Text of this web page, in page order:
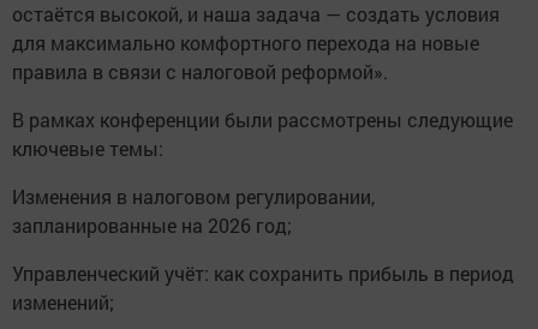
остаётся высокой, и наша задача — создать условия
для максимально комфортного перехода на новые
правила в связи с налоговой реформой».
В рамках конференции были рассмотрены следующие
ключевые темы:
Изменения в налоговом регулировании,
запланированные на 2026 год;
Управленческий учёт: как сохранить прибыль в период
изменений;